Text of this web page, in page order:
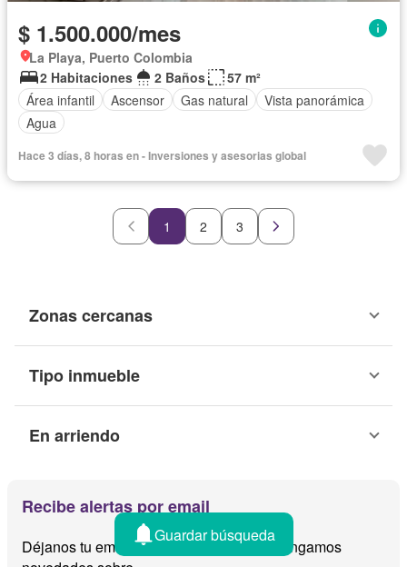
$ 1.500.000/mes
La Playa, Puerto Colombia
2 Habitaciones
2 Baños
57 m²
Área infantil
Ascensor Gas natural
Vista panorámica
Agua
Hace 3 días, 8 horas en - Inversiones y asesorias global
1 2 3
Zonas cercanas
Tipo inmueble
En arriendo
Recibe alertas por email
Déjanos tu email y te avisamos cuando tengamos
Guardar búsqueda